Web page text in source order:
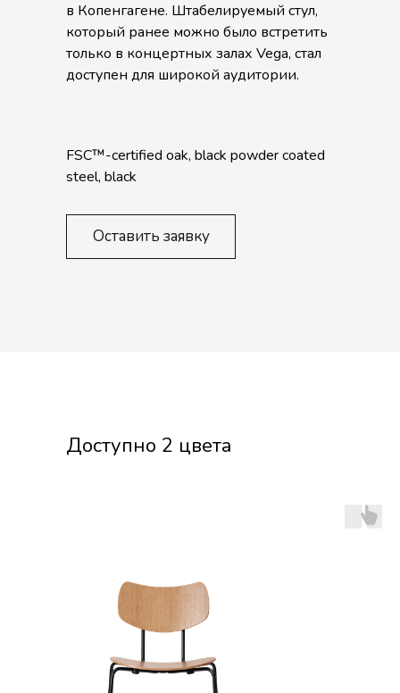
в Копенгагене. Штабелируемый стул,
который ранее можно было встретить
только в концертных залах Vega, стал
доступен для широкой аудитории.
FSC™-certified oak, black powder coated
steel, black
Оставить заявку
Доступно 2 цвета